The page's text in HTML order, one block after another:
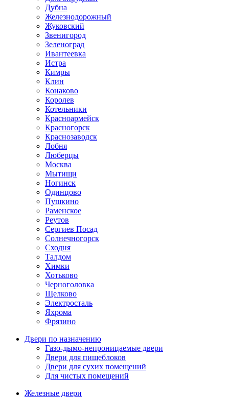
Дубна
Железнодорожный
Жуковский
Звенигород
Зеленоград
Ивантеевка
Истра
Кимры
Клин
Конаково
Королев
Котельники
Красноармейск
Красногорск
Краснозаводск
Лобня
Люберцы
Москва
Мытищи
Ногинск
Одинцово
Пушкино
Раменское
Реутов
Сергиев Посад
Солнечногорск
Сходня
Талдом
Химки
Хотьково
Черноголовка
Щелково
Электросталь
Яхрома
Фрязино
Двери по назначению
Газо-дымо-непроницаемые двери
Двери для пищеблоков
Двери для сухих помещений
Для чистых помещений
Железные двери